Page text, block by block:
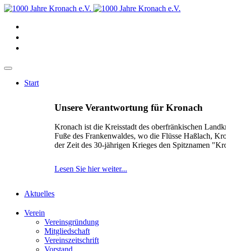
Start
Unsere Verantwortung für Kronach
Kronach ist die Kreisstadt des oberfränkischen
Fuße des Frankenwaldes, wo die Flüsse Haßlach,
der Zeit des 30-jährigen Krieges den Spitznamen
Lesen Sie hier weiter...
Aktuelles
Verein
Vereinsgründung
Mitgliedschaft
Vereinszeitschrift